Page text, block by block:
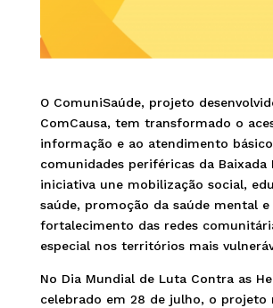
O ComuniSaúde, projeto
ComCausa, tem transformado o
informação e ao atendimento
comunidades periféricas da Baixada
iniciativa une mobilização social,
saúde, promoção da saúde mental e
fortalecimento das redes
especial nos territórios mais
No Dia Mundial de Luta Contra as
celebrado em 28 de julho, o projeto